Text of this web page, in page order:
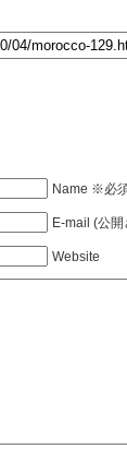
Name ※必
E-mail (公
Website